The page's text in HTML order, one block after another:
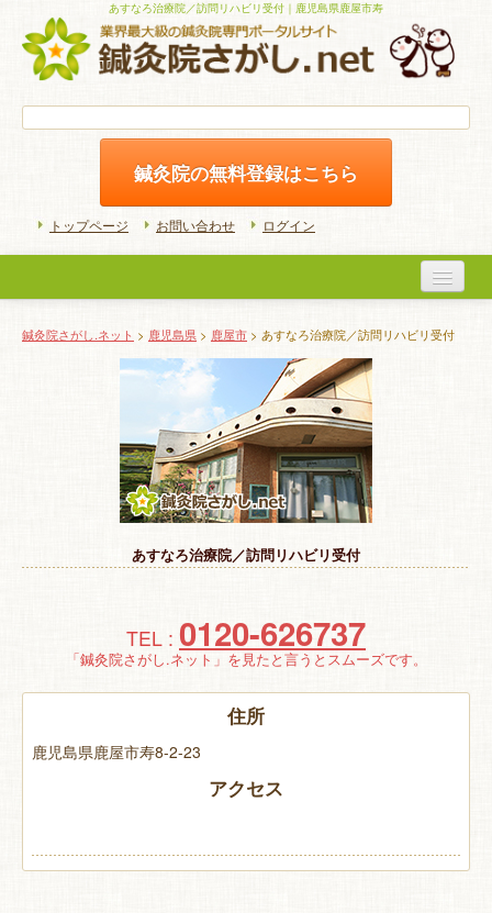
あすなろ治療院／訪問リハビリ受付｜鹿児島県鹿屋市寿
鍼灸院の無料登録はこちら
トップページ お問い合わせ ログイン
初めての方へ
よくある質問
ホームケア
特 集
お悩み解決！
鍼灸院さがし.ネット > 鹿児島県 > 鹿屋市 > あすなろ治療院／訪問リハビリ受付
あすなろ治療院／訪問リハビリ受付
TEL : 0120-626737
「鍼灸院さがし.ネット」を見たと言うとスムーズです。
住所
鹿児島県鹿屋市寿8-2-23
アクセス